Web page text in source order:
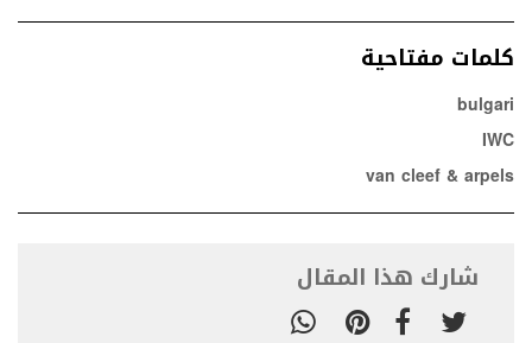
كلمات مفتاحية
bulgari
IWC
van cleef & arpels
شارك هذا المقال